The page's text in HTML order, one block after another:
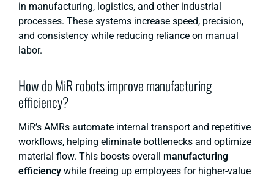
in manufacturing, logistics, and other industrial
processes. These systems increase speed, precision,
and consistency while reducing reliance on manual
labor.
How do MiR robots improve manufacturing
efficiency?
MiR’s AMRs automate internal transport and repetitive
workflows, helping eliminate bottlenecks and optimize
material flow. This boosts overall manufacturing
efficiency while freeing up employees for higher-value